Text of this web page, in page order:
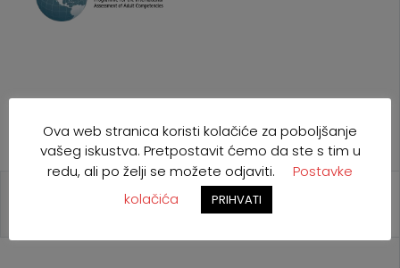
NATJEČAJI
Ova web stranica koristi kolačiće za poboljšanje
vašeg iskustva. Pretpostavit ćemo da ste s tim u
redu, ali po želji se možete odjaviti.
Postavke
kolačića
PRIHVATI